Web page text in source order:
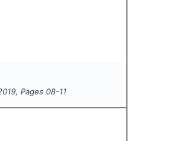
, Pages 08-11